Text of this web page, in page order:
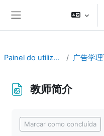
Painel do utilizador
教师简介
Marcar como concluída